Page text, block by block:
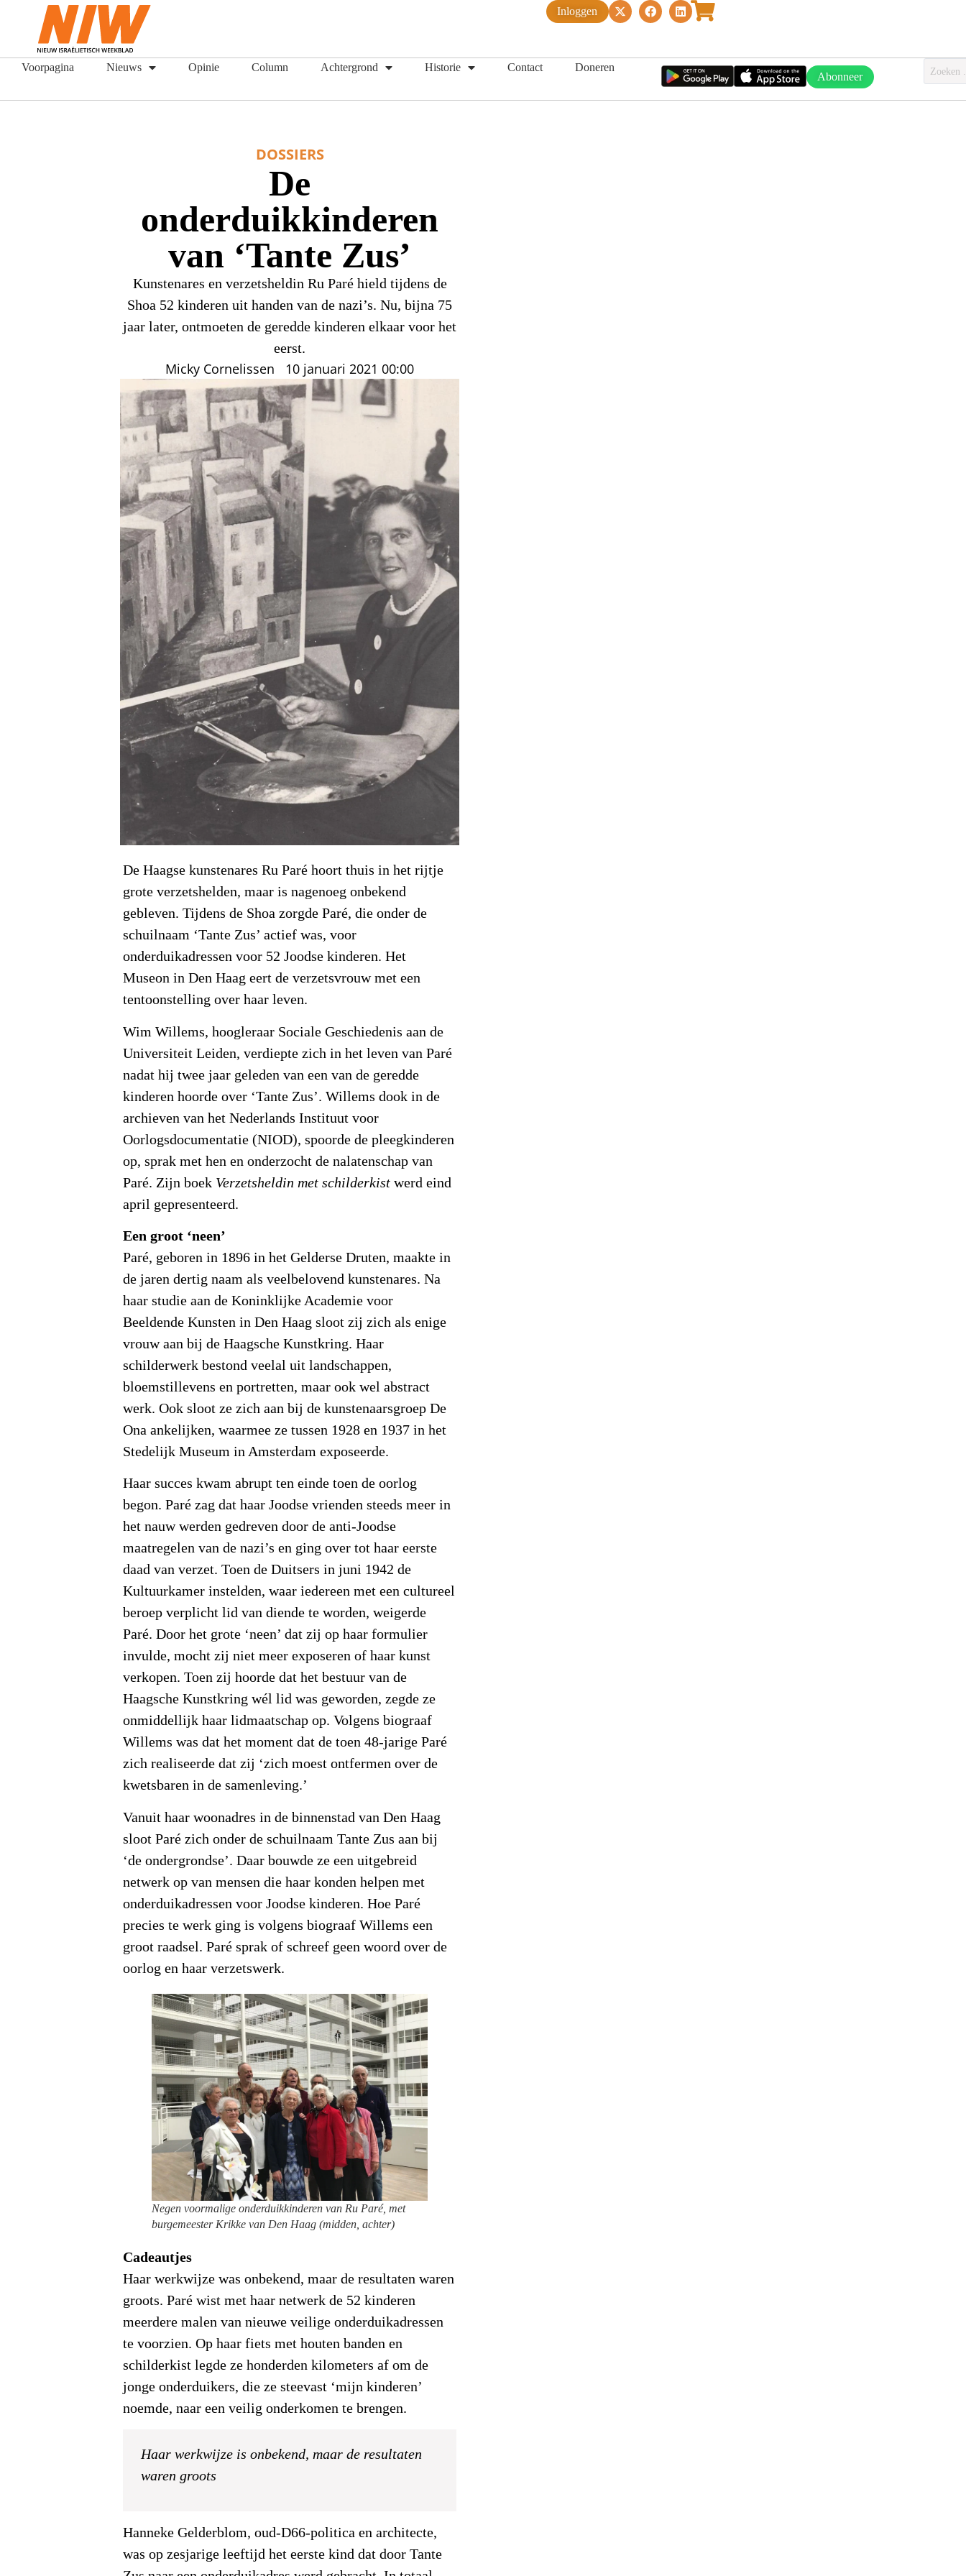
Inloggen
Voorpagina Nieuws Opinie Column Achtergrond Historie Contact Doneren
Abonneer
DOSSIERS
De
onderduikkinderen
van ‘Tante Zus’
Kunstenares en verzetsheldin Ru Paré hield tijdens de
Shoa 52 kinderen uit handen van de nazi’s. Nu, bijna 75
jaar later, ontmoeten de geredde kinderen elkaar voor het
eerst.
Micky Cornelissen 10 januari 2021 00:00
De Haagse kunstenares Ru Paré hoort thuis in het rijtje
grote verzetshelden, maar is nagenoeg onbekend
gebleven. Tijdens de Shoa zorgde Paré, die onder de
schuilnaam ‘Tante Zus’ actief was, voor
onderduikadressen voor 52 Joodse kinderen. Het
Museon in Den Haag eert de verzetsvrouw met een
tentoonstelling over haar leven.
Wim Willems, hoogleraar Sociale Geschiedenis aan de
Universiteit Leiden, verdiepte zich in het leven van Paré
nadat hij twee jaar geleden van een van de geredde
kinderen hoorde over ‘Tante Zus’. Willems dook in de
archieven van het Nederlands Instituut voor
Oorlogsdocumentatie (NIOD), spoorde de pleegkinderen
op, sprak met hen en onderzocht de nalatenschap van
Paré. Zijn boek Verzetsheldin met schilderkistwerd eind
april gepresenteerd.
Een groot ‘neen’
Paré, geboren in 1896 in het Gelderse Druten, maakte in
de jaren dertig naam als veelbelovend kunstenares. Na
haar studie aan de Koninklijke Academie voor
Beeldende Kunsten in Den Haag sloot zij zich als enige
vrouw aan bij de Haagsche Kunstkring. Haar
schilderwerk bestond veelal uit landschappen,
bloemstillevens en portretten, maar ook wel abstract
werk. Ook sloot ze zich aan bij de kunstenaarsgroep De
Ona ankelijken, waarmee ze tussen 1928 en 1937 in het
Stedelijk Museum in Amsterdam exposeerde.
Haar succes kwam abrupt ten einde toen de oorlog
begon. Paré zag dat haar Joodse vrienden steeds meer in
het nauw werden gedreven door de anti-Joodse
maatregelen van de nazi’s en ging over tot haar eerste
daad van verzet. Toen de Duitsers in juni 1942 de
Kultuurkamer instelden, waar iedereen met een cultureel
beroep verplicht lid van diende te worden, weigerde
Paré. Door het grote ‘neen’ dat zij op haar formulier
invulde, mocht zij niet meer exposeren of haar kunst
verkopen. Toen zij hoorde dat het bestuur van de
Haagsche Kunstkring wél lid was geworden, zegde ze
onmiddellijk haar lidmaatschap op. Volgens biograaf
Willems was dat het moment dat de toen 48-jarige Paré
zich realiseerde dat zij ‘zich moest ontfermen over de
kwetsbaren in de samenleving.’
Vanuit haar woonadres in de binnenstad van Den Haag
sloot Paré zich onder de schuilnaam Tante Zus aan bij
‘de ondergrondse’. Daar bouwde ze een uitgebreid
netwerk op van mensen die haar konden helpen met
onderduikadressen voor Joodse kinderen. Hoe Paré
precies te werk ging is volgens biograaf Willems een
groot raadsel. Paré sprak of schreef geen woord over de
oorlog en haar verzetswerk.
Negen voormalige onderduikkinderen van Ru Paré, met
burgemeester Krikke van Den Haag (midden, achter)
Cadeautjes
Haar werkwijze was onbekend, maar de resultaten waren
groots. Paré wist met haar netwerk de 52 kinderen
meerdere malen van nieuwe veilige onderduikadressen
te voorzien. Op haar fiets met houten banden en
schilderkist legde ze honderden kilometers af om de
jonge onderduikers, die ze steevast ‘mijn kinderen’
noemde, naar een veilig onderkomen te brengen.
Haar werkwijze is onbekend, maar de resultaten
waren groots
Hanneke Gelderblom, oud-D66-politica en architecte,
was op zesjarige leeftijd het eerste kind dat door Tante